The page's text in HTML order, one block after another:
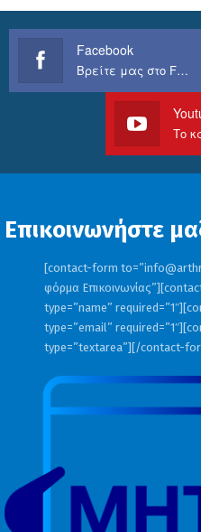
Facebook
Βρείτε μας στο Facebook
Επικοινωνήστε
[contact-form to=”
φόρμα
type=”name”
type=”email”
type=”textarea”][/contact-